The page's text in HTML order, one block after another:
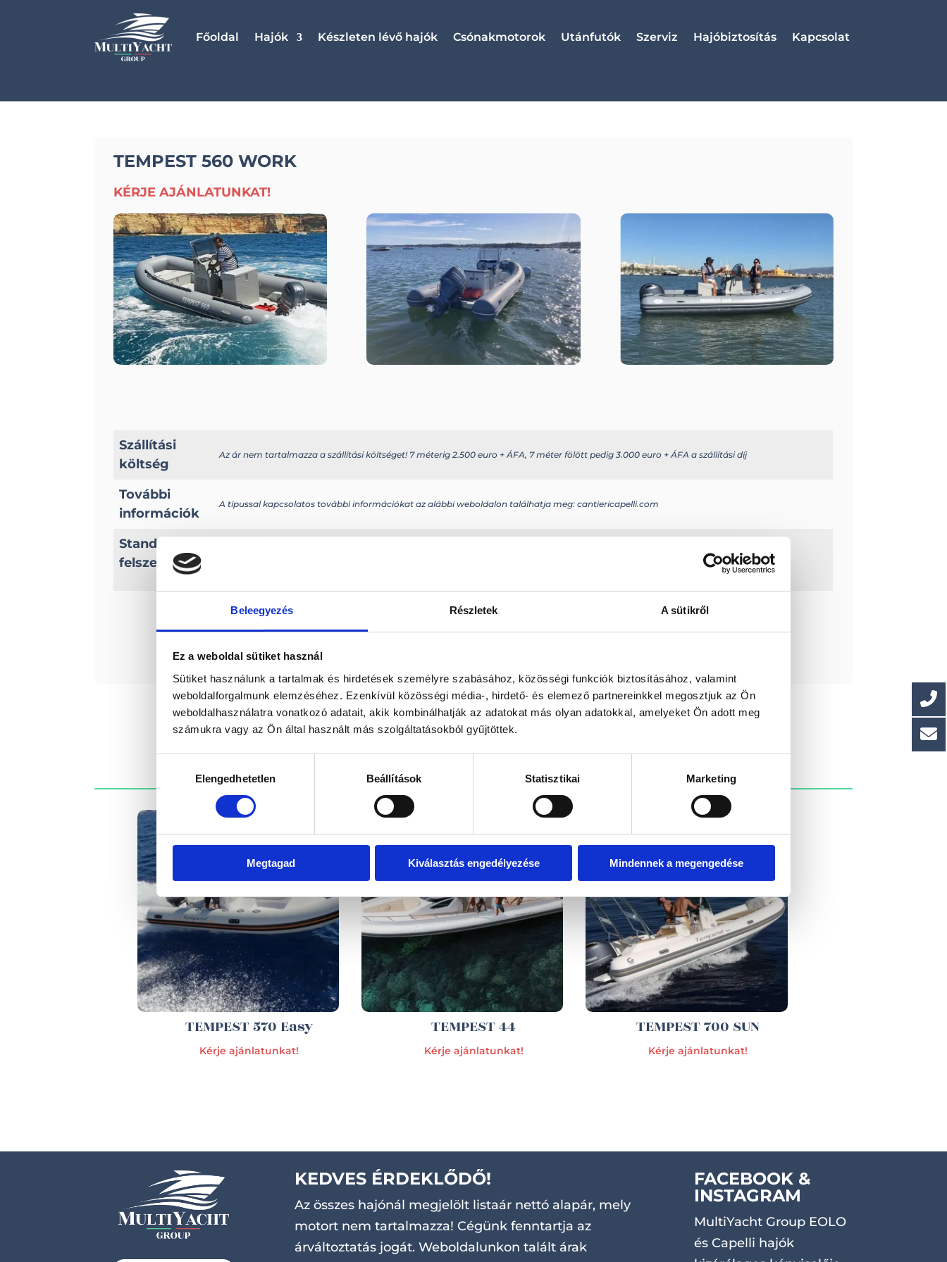
Beleegyezés Részletek A sütikről
Ez a weboldal sütiket használ
Sütiket használunk a tartalmak és hirdetések személyre szabásához, közösségi funkciók biztosításához, valamint
weboldalforgalmunk elemzéséhez. Ezenkívül közösségi média-, hirdető- és elemező partnereinkkel megosztjuk az Ön
weboldalhasználatra vonatkozó adatait, akik kombinálhatják az adatokat más olyan adatokkal, amelyeket Ön adott meg
számukra vagy az Ön által használt más szolgáltatásokból gyűjtöttek.
kiválasztásaElengedhetetlen Beállítások Statisztikai Marketing
Megtagad Kiválasztás engedélyezése Mindennek a megengedése
Főoldal Hajók Készleten lévő hajók Csónakmotorok Utánfutók Szerviz Hajóbiztosítás Kapcsolat
TEMPEST 560 WORK
KÉRJE AJÁNLATUNKAT!
Standard
felszereltség
Szállítási
költség
Az ár nem tartalmazza a szállítási költséget! 7 méterig 2.500 euro + ÁFA, 7 méter fölött pedig 3.000 euro + ÁFA a szállítási díj
További
információk
A típussal kapcsolatos további információkat az alábbi weboldalon találhatja meg: cantiericapelli.com
EZ IS ÉRDEKELHET
TEMPEST 570 Easy
Kérje ajánlatunkat!
TEMPEST 44
Kérje ajánlatunkat!
TEMPEST 700 SUN
Kérje ajánlatunkat!
KEDVES ÉRDEKLŐDŐ!
Az összes hajónál megjelölt listaár nettó alapár, mely
motort nem tartalmazza! Cégünk fenntartja az
árváltoztatás jogát. Weboldalunkon talált árak
FACEBOOK &
INSTAGRAM
MultiYacht Group EOLO
és Capelli hajók